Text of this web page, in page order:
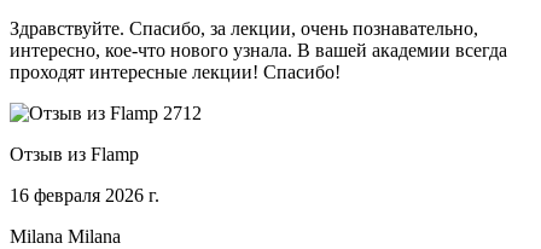
Здравствуйте. Спасибо, за лекции, очень познавательно,
интересно, кое-что нового узнала. В вашей академии всегда
проходят интересные лекции! Спасибо!
Отзыв из Flamp
16 февраля 2026 г.
Milana Milana